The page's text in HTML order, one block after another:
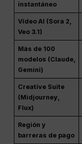
instantáneo
Vídeo AI (Sora 2,
Veo 3.1)
Más de 100
modelos (Claude,
Gemini)
Creative Suite
(Midjourney,
Flux)
Región y
barreras de pago